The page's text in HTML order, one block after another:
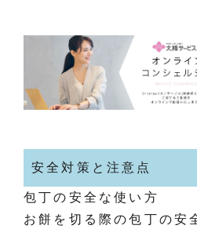
安全対策と注意点
包丁の安全な使い方
お餅を切る際の包丁の安